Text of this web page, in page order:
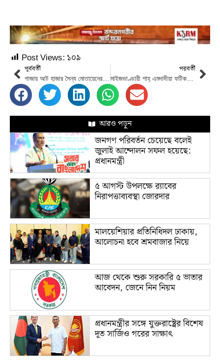
Post Views: ১০৯
পূর্ববর্তী পরবর্তী
মাইজভাণ্ডারী শাহ্ এমদাদীয়া ফটিকছড়িতে স্বেচ্ছায় রক্তদান কর্মসূচি সম্পন্ন করেছে
আরও পড়ুন
জনগণ পরিবর্তন চেয়েছে বলেই
জুলাই আন্দোলন সফল হয়েছে:
প্রধানমন্ত্রী
৫ আগস্ট উপলক্ষে র‌্যাবের
নিরাপত্তাব্যবস্থা জোরদার
মালয়েশিয়ার প্রতিনিধিদল ঢাকায়,
আলোচনা হবে শ্রমবাজার নিয়ে
আজ থেকে শুরু সরকারি ৫ ভাতার
আবেদন, জেনে নিন নিয়ম
প্রধানমন্ত্রীর সঙ্গে যুক্তরাষ্ট্রের বিশেষ
দূত সার্জিও গরের সাক্ষাৎ